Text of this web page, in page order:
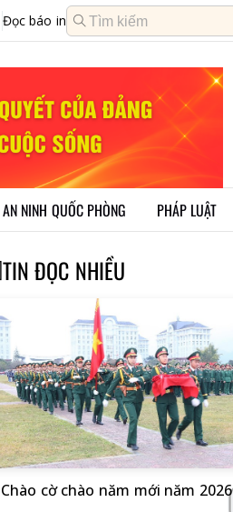
Đọc báo in
AN NINH QUỐC PHÒNG PHÁP LUẬT
TIN ĐỌC NHIỀU
Chào cờ chào năm mới năm 2026